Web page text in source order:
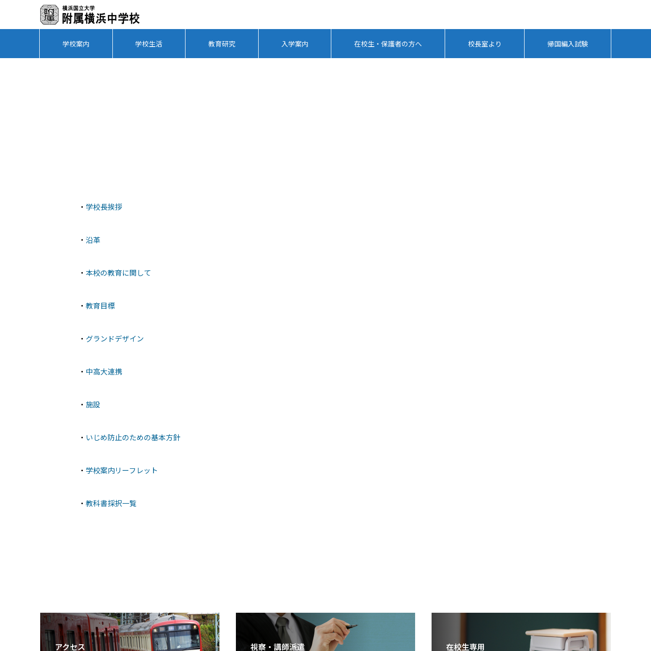
学校案内 学校生活 教育研究 入学案内 在校生・保護者の方へ 校長室より 帰国編入試験
・ 学校長挨拶
・ 沿革
・ 本校の教育に関して
・ 教育目標
・ グランドデザイン
・ 中高大連携
・ 施設
・ いじめ防止のための基本方針
・ 学校案内リーフレット
・ 教科書採択一覧
アクセス 視察・講師派遣 在校生専用